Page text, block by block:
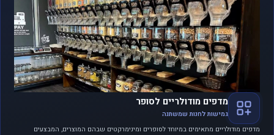
מדפים מודולריים לסופר
גמישות לחנות שמשתנה
מדפים מודולריים מתאימים במיוחד לסופרים ומינימרקטים שבהם המוצרים, המבצעים